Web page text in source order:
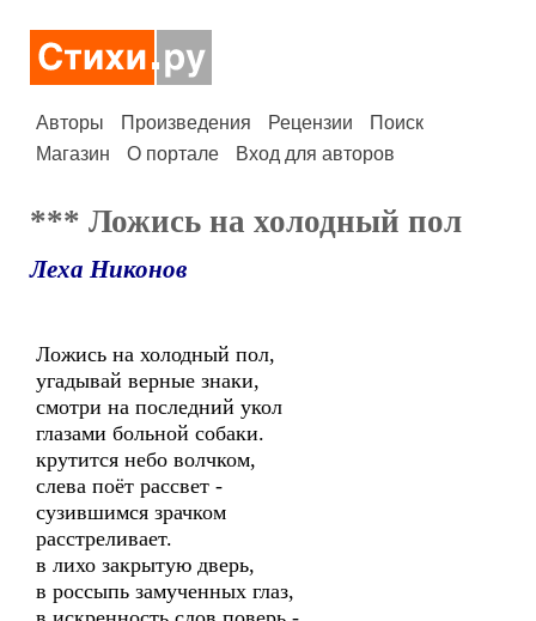
Авторы Произведения Рецензии
Поиск
Магазин
О портале Вход для авторов
*** Ложись на холодный пол
Леха Никонов
Ложись на холодный пол,
угадывай верные знаки,
смотри на последний укол
глазами больной собаки.
крутится небо волчком,
слева поёт рассвет -
сузившимся зрачком
расстреливает.
в лихо закрытую дверь,
в россыпь замученных глаз,